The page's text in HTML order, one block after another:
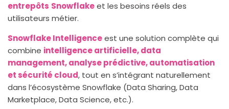
entrepôts Snowflakeet les besoins réels des
utilisateurs métier.
Snowflake Intelligenceest une solution complète qui
combine intelligence artificielle, data
management, analyse prédictive, automatisation
et sécurité cloud, tout en s’intégrant naturellement
dans l’écosystème Snowflake (Data Sharing, Data
Marketplace, Data Science, etc.).